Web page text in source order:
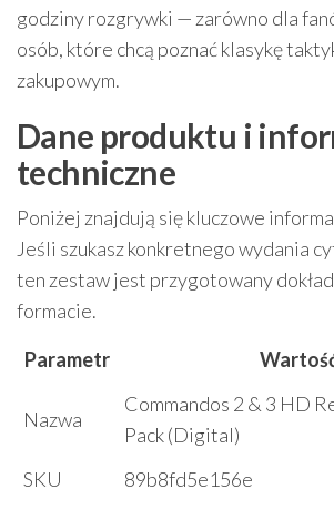
godziny rozgrywki — zarówno dla
osób, które chcą poznać klasykę
zakupowym.
Dane produktu i
techniczne
Poniżej znajdują się kluczowe
Jeśli szukasz konkretnego wydania
ten zestaw jest przygotowany
formacie.
Parametr
Nazwa
Commandos 2 & 3 HD
Pack (Digital)
SKU
89b8fd5e156e